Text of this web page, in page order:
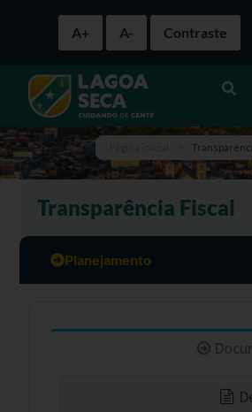
A+ A- Contraste
Transparência Fiscal
Planejamento